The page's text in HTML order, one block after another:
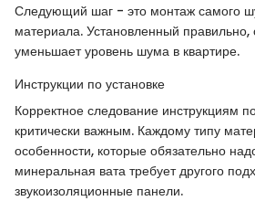
Следующий шаг - это монтаж самого
материала. Установленный правильно,
уменьшает уровень шума в квартире.
Инструкции по установке
Корректное следование инструкциям
критически важным. Каждому типу
особенности, которые обязательно
минеральная вата требует другого
звукоизоляционные панели.